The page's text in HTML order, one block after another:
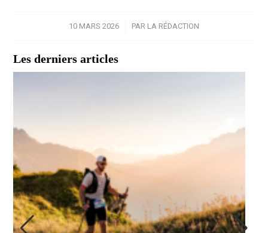
10 MARS 2026
/ PAR LA RÉDACTION
Les derniers articles